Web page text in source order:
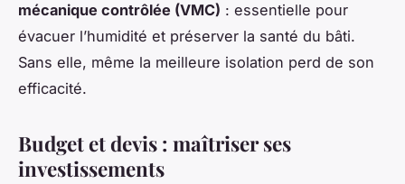
mécanique contrôlée (VMC) : essentielle pour
évacuer l’humidité et préserver la santé du bâti.
Sans elle, même la meilleure isolation perd de son
efficacité.
Budget et devis : maîtriser ses
investissements